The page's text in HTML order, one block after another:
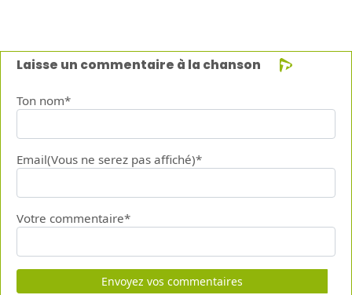
Laisse un commentaire à la chanson
Ton nom*
Email(Vous ne serez pas affiché)*
Votre commentaire*
Envoyez vos commentaires